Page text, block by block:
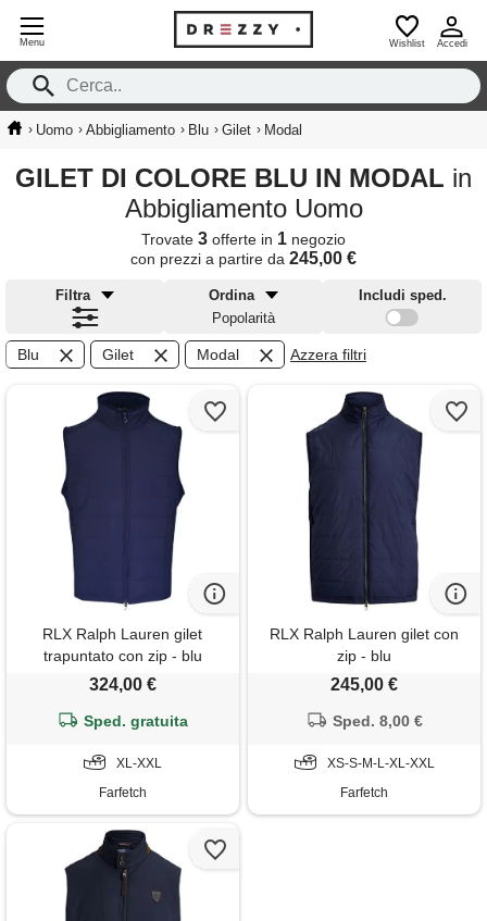
Menu Wishlist Accedi
› Uomo › Abbigliamento › Blu › Gilet › Modal
GILET DI COLORE BLU IN MODAL in
Abbigliamento Uomo
Trovate 3 offerte in 1 negozio
con prezzi a partire da 245,00 €
Filtra
Ordina
Popolarità
Includi sped.
Blu Gilet Modal Azzera filtri
RLX Ralph Lauren gilet
trapuntato con zip - blu
324,00 €
Sped. gratuita
XL-XXL
Farfetch
RLX Ralph Lauren gilet con
zip - blu
245,00 €
Sped. 8,00 €
XS-S-M-L-XL-XXL
Farfetch